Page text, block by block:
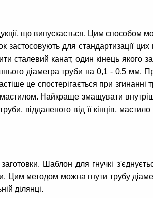
що випускається. Цим способом
для стандартизації цих
канат, один кінець якого
діаметра труби на 0,1 - 0,5 мм.
це спостерігається при
Найкраще змащувати
віддаленого від її кінців,
Шаблон для гнучкі
Цим методом можна гнути трубу
ділянці.